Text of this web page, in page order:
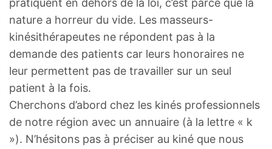
pratiquent en dehors de la loi, c’est parce que la
nature a horreur du vide. Les masseurs-
kinésithérapeutes ne répondent pas à la
demande des patients car leurs honoraires ne
leur permettent pas de travailler sur un seul
patient à la fois.
Cherchons d’abord chez les kinés professionnels
de notre région avec un annuaire (à la lettre « k
»). N’hésitons pas à préciser au kiné que nous